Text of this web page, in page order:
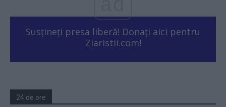
Susțineți presa liberă! Donați aici pentru
Ziaristii.com!
24 de ore